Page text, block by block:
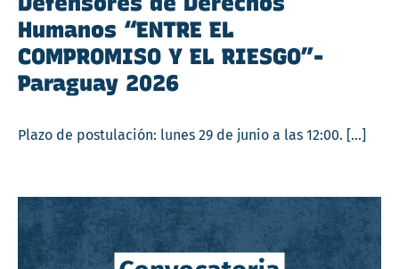
Humanos “ENTRE EL
COMPROMISO Y EL RIESGO”-
Paraguay 2026
Plazo de postulación: lunes 29 de junio a las 12:00. […]